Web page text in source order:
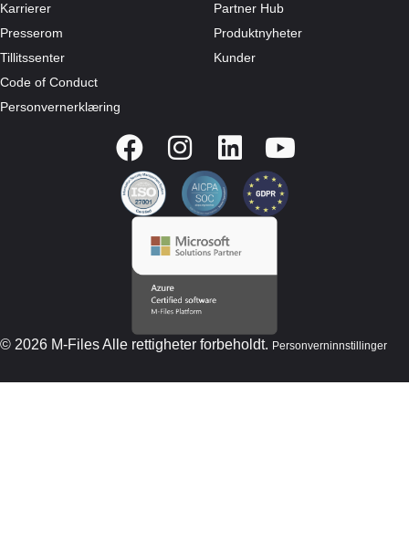
Karrierer
Presserom
Tillitssenter
Code of Conduct
Personvernerklæring
Partner Hub
Produktnyheter
Kunder
© 2026 M-Files Alle rettigheter forbeholdt. Personverninnstillinger
Ny M-Files AI-beredskapsmodell – Er du